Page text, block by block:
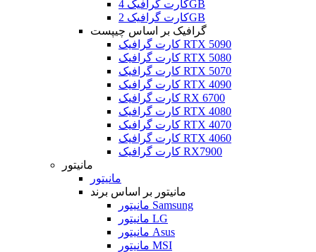
کارت گرافیک 4GB
کارت گرافیک 2GB
گرافیک بر اساس چیپست
کارت گرافیک RTX 5090
کارت گرافیک RTX 5080
کارت گرافیک RTX 5070
کارت گرافیک RTX 4090
کارت گرافیک RX 6700
کارت گرافیک RTX 4080
کارت گرافیک RTX 4070
کارت گرافیک RTX 4060
کارت گرافیک RX7900
مانیتور
مانیتور
مانیتور بر اساس برند
مانیتور Samsung
مانیتور LG
مانیتور Asus
مانیتور MSI